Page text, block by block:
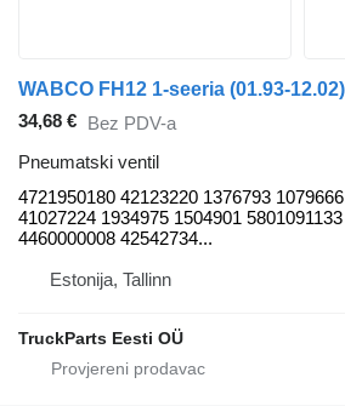
34,68 € Bez PDV-a
Pneumatski ventil
4721950180 42123220 1376793 1079666
41027224 1934975 1504901 5801091133
4460000008 42542734...
Estonija, Tallinn
TruckParts Eesti OÜ